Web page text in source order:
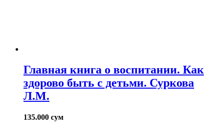
Главная книга о воспитании. Как
здорово быть с детьми. Суркова
Л.М.
135.000 сум